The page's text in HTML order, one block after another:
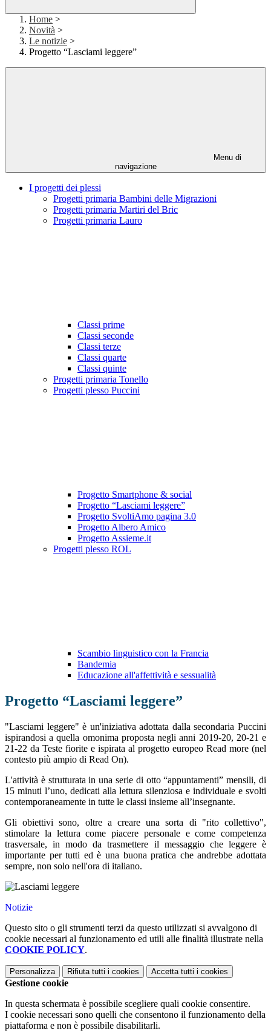
Home >
Novità >
Le notizie >
Progetto “Lasciami leggere”
Menu di
navigazione
I progetti dei plessi
Progetti primaria Bambini delle Migrazioni
Progetti primaria Martiri del Bric
Progetti primaria Lauro
Classi prime
Classi seconde
Classi terze
Classi quarte
Classi quinte
Progetti primaria Tonello
Progetti plesso Puccini
Progetto Smartphone & social
Progetto “Lasciami leggere”
Progetto SvoltiAmo pagina 3.0
Progetto Albero Amico
Progetto Assieme.it
Progetti plesso ROL
Scambio linguistico con la Francia
Bandemia
Educazione all'affettività e sessualità
Progetto “Lasciami leggere”
"Lasciami leggere" è un'iniziativa adottata dalla secondaria Puccini
ispirandosi a quella omonima proposta negli anni 2019-20, 20-21 e
21-22 da Teste fiorite e ispirata al progetto europeo Read more (nel
contesto più ampio di Read On).
L'attività è strutturata in una serie di otto “appuntamenti” mensili, di
15 minuti l’uno, dedicati alla lettura silenziosa e individuale e svolti
contemporaneamente in tutte le classi insieme all’insegnante.
Gli obiettivi sono, oltre a creare una sorta di "rito collettivo",
stimolare la lettura come piacere personale e come competenza
trasversale, in modo da trasmettere il messaggio che leggere è
importante per tutti ed è una buona pratica che andrebbe adottata
sempre, non solo nell'ora di italiano.
Notizie
Questo sito o gli strumenti terzi da questo utilizzati si avvalgono di
cookie necessari al funzionamento ed utili alle finalità illustrate nella
COOKIE POLICY.
Personalizza Rifiuta tutti i cookies Accetta tutti i cookies
Gestione cookie
In questa schermata è possibile scegliere quali cookie consentire.
I cookie necessari sono quelli che consentono il funzionamento della
piattaforma e non è possibile disabilitarli.